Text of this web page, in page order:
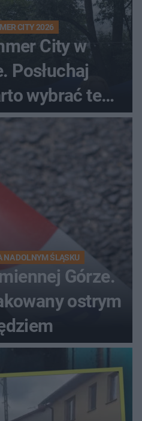
CITY 2026
City w
Posłuchaj
wybrać ten
na urlop!
NA DOLNYM ŚLĄSKU
Górze.
ostrym